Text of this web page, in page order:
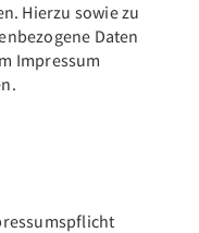
Hierzu sowie zu
Daten
Impressum